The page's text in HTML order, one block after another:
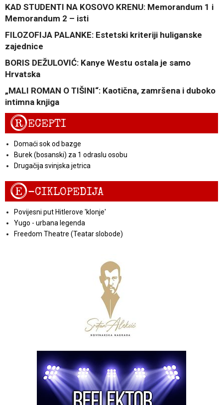
KAD STUDENTI NA KOSOVO KRENU: Memorandum 1 i
Memorandum 2 – isti
FILOZOFIJA PALANKE: Estetski kriteriji huliganske
zajednice
BORIS DEŽULOVIĆ: Kanye Westu ostala je samo
Hrvatska
„MALI ROMAN O TIŠINI“: Kaotična, zamršena i duboko
intimna knjiga
RECEPTI
Domaći sok od bazge
Burek (bosanski) za 1 odraslu osobu
Drugačija svinjska jetrica
E-CIKLOPEDIJA
Povijesni put Hitlerove 'klonje'
Yugo - urbana legenda
Freedom Theatre (Teatar slobode)